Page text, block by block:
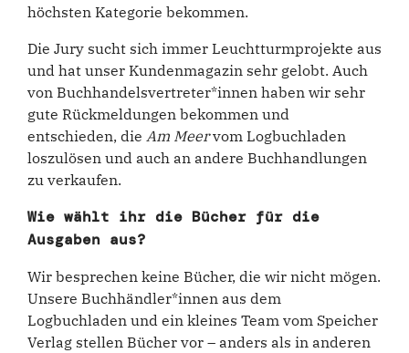
höchsten Kategorie bekommen.
Die Jury sucht sich immer Leuchtturmprojekte aus
und hat unser Kundenmagazin sehr gelobt. Auch
von Buchhandelsvertreter*innen haben wir sehr
gute Rückmeldungen bekommen und
entschieden, die Am Meervom Logbuchladen
loszulösen und auch an andere Buchhandlungen
zu verkaufen.
Wie wählt ihr die Bücher für die
Ausgaben aus?
Wir besprechen keine Bücher, die wir nicht mögen.
Unsere Buchhändler*innen aus dem
Logbuchladen und ein kleines Team vom Speicher
Verlag stellen Bücher vor – anders als in anderen